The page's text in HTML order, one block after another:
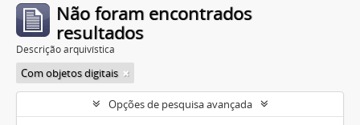
Não foram encontrados
resultados
Descrição arquivística
Com objetos digitais
Opções de pesquisa avançada